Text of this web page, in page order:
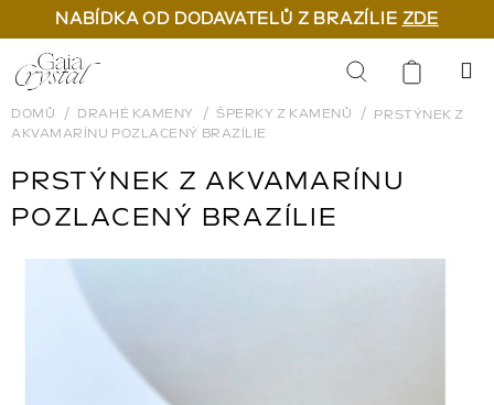
NABÍDKA OD DODAVATELŮ Z BRAZÍLIE ZDE
Přejít
na
obsah
Hledat
DOMŮ DRAHÉ KAMENY ŠPERKY Z KAMENŮ
PRSTÝNEK Z
AKVAMARÍNU POZLACENÝ BRAZÍLIE
PRSTÝNEK Z AKVAMARÍNU
POZLACENÝ BRAZÍLIE